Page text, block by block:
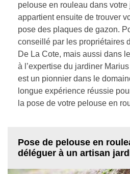
pelouse en rouleau dans
appartient ensuite de trouver
pose des plaques de gazon.
conseillé par les propriétaires
De La Cote, mais aussi dans
à l’expertise du jardiner
est un pionnier dans le
longue expérience réussie
la pose de votre pelouse en
Pose de pelouse en
déléguer à un artisan